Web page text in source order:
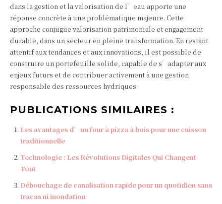
dans la gestion et la valorisation de l’eau apporte une
réponse concrète à une problématique majeure. Cette
approche conjugue valorisation patrimoniale et engagement
durable, dans un secteur en pleine transformation. En restant
attentif aux tendances et aux innovations, il est possible de
construire un portefeuille solide, capable de s’adapter aux
enjeux futurs et de contribuer activement à une gestion
responsable des ressources hydriques.
PUBLICATIONS SIMILAIRES :
Les avantages d’un four à pizza à bois pour une cuisson
traditionnelle
Technologie : Les Révolutions Digitales Qui Changent
Tout
Débouchage de canalisation rapide pour un quotidien sans
tracas ni inondation